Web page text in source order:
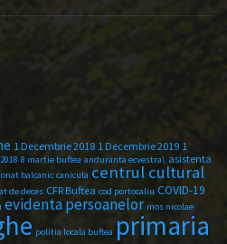
1 Decembrie 2018 1 Decembrie 2019 1
8 martie buftea anduranta ecvestra\ asistenta
balcanic canicula centrul cultural
de deces CFR Buftea cod portocaliu COVID-19
evidenta persoanelor mos nicolae
politia locala buftea primaria